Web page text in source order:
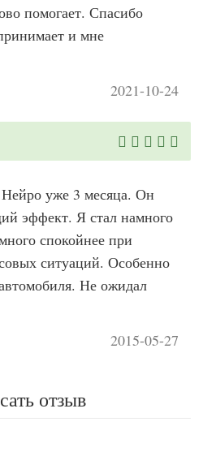
помогает. Спасибо
и мне
2021-10-24
уже 3 месяца. Он
эффект. Я стал намного
спокойнее при
ситуаций. Особенно
Не ожидал
2015-05-27
отзыв